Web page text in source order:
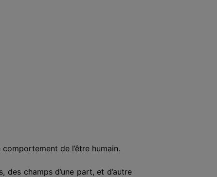
de l’être humain.
champs d’une part, et d’autre